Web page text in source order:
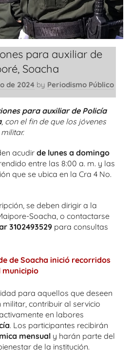
para auxiliar de
Soacha
de 2024 by Periodismo Público
para auxiliar de Policía
, con el fin de que los jóvenes
acudir de lunes a domingo
entre las 8:00 a. m. y las
que se ubica en la Cra 4 No.
se deben dirigir a la
Soacha, o contactarse
3102493529 para consultas
de Soacha inició recorridos
municipio
para aquellos que deseen
militar, contribuir al servicio
en labores
. Los participantes recibirán
mensual y harán parte del
de la institución.